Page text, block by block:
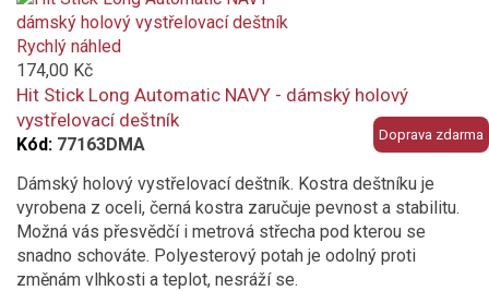
is
added
to
compare
Doprava zdarma
Rychlý náhled
174,00 Kč
Hit Stick Long Automatic NAVY - dámský holový
vystřelovací deštník
Kód: 77163DMA
Dámský holový vystřelovací deštník. Kostra deštníku je
vyrobena z oceli, černá kostra zaručuje pevnost a stabilitu.
Možná vás přesvědčí i metrová střecha pod kterou se
snadno schováte. Polyesterový potah je odolný proti
změnám vlhkosti a teplot, nesráží se.